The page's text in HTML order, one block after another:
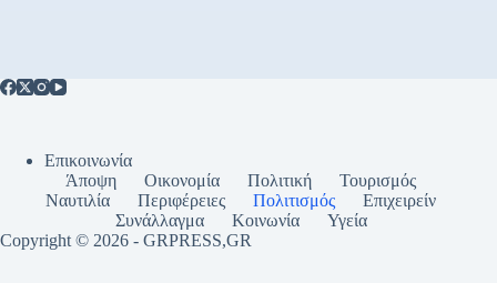
Επικοινωνία
Άποψη
Οικονομία Πολιτική
Τουρισμός
Ναυτιλία
Περιφέρειες Πολιτισμός
Επιχειρείν
Συνάλλαγμα
Κοινωνία
Υγεία
Copyright © 2026 - GRPRESS,GR